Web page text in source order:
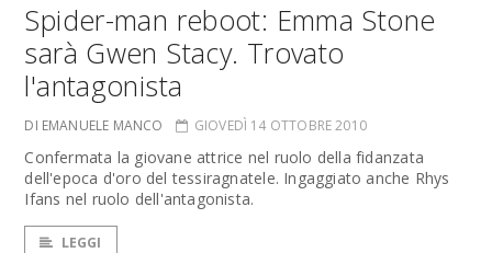
Spider-man reboot: Emma Stone
sarà Gwen Stacy. Trovato
l'antagonista
DI EMANUELE MANCO GIOVEDÌ 14 OTTOBRE 2010
Confermata la giovane attrice nel ruolo della fidanzata
dell'epoca d'oro del tessiragnatele. Ingaggiato anche Rhys
Ifans nel ruolo dell'antagonista.
LEGGI